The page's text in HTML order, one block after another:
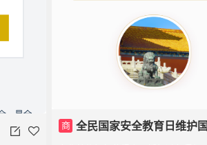
商 全民国家安全教育日维护国